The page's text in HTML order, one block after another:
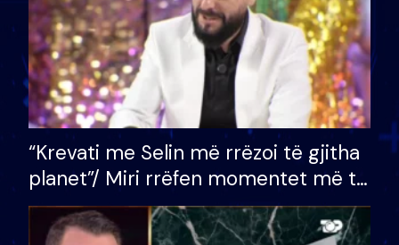
“Krevati me Selin më rrëzoi të gjitha
planet”/ Miri rrëfen momentet më të
bukura në shtëpinë e BB VIP: Do më
mungojë zilja e mëngjesit kur…